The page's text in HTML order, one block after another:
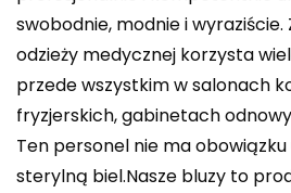
swobodnie, modnie i
odzieży medycznej korzysta
przede wszystkim w salonach
fryzjerskich, gabinetach
Ten personel nie ma
sterylną biel.Nasze bluzy to